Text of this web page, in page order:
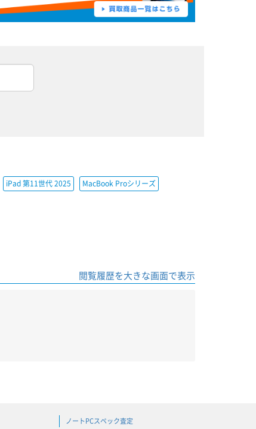
iPad 第11世代 2025 MacBook Proシリーズ
閲覧履歴を大きな画面で表示
ノートPCスペック査定